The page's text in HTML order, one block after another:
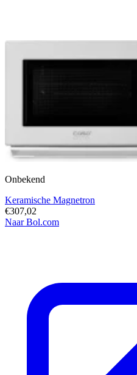
Onbekend
Keramische Magnetron
€307,02
Naar Bol.com